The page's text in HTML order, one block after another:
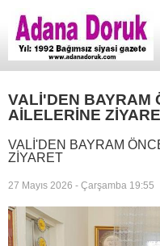
VALİ'DEN BAYRAM
AİLELERİNE
VALİ'DEN BAYRAM
ZİYARET
27 Mayıs 2026 - Çarşamba 19:55